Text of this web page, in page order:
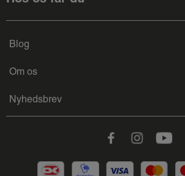
Blog
Om os
Nyhedsbrev
FacebookInstagramYoutube